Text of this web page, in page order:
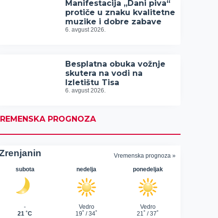
Manifestacija „Dani piva“
protiče u znaku kvalitetne
muzike i dobre zabave
6. avgust 2026.
Besplatna obuka vožnje
skutera na vodi na
Izletištu Tisa
6. avgust 2026.
PROGNOZA